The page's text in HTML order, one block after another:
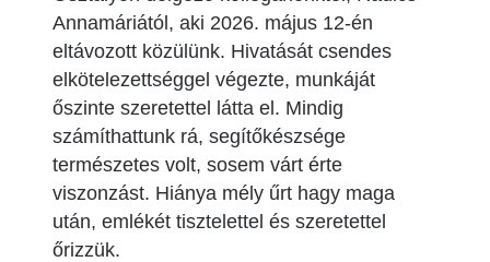
Annamáriától, aki 2026. május 12-én
eltávozott közülünk. Hivatását csendes
elkötelezettséggel végezte, munkáját
őszinte szeretettel látta el. Mindig
számíthattunk rá, segítőkészsége
természetes volt, sosem várt érte
viszonzást. Hiánya mély űrt hagy maga
után, emlékét tisztelettel és szeretettel
őrizzük.